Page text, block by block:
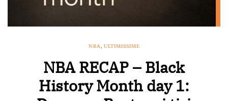
NBA ULTIMISSIME
NBA RECAP – Black
History Month day 1: